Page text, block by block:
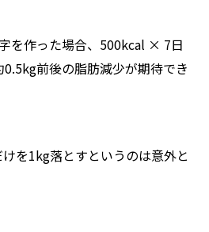
を作った場合、500kcal × 7日
前後の脂肪減少が期待でき
を1kg落とすというのは意外と